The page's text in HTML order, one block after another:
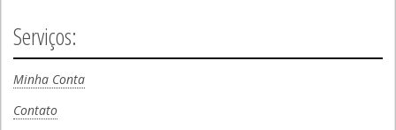
Serviços:
Minha Conta
Contato